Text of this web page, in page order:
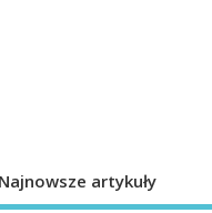
Najnowsze artykuły